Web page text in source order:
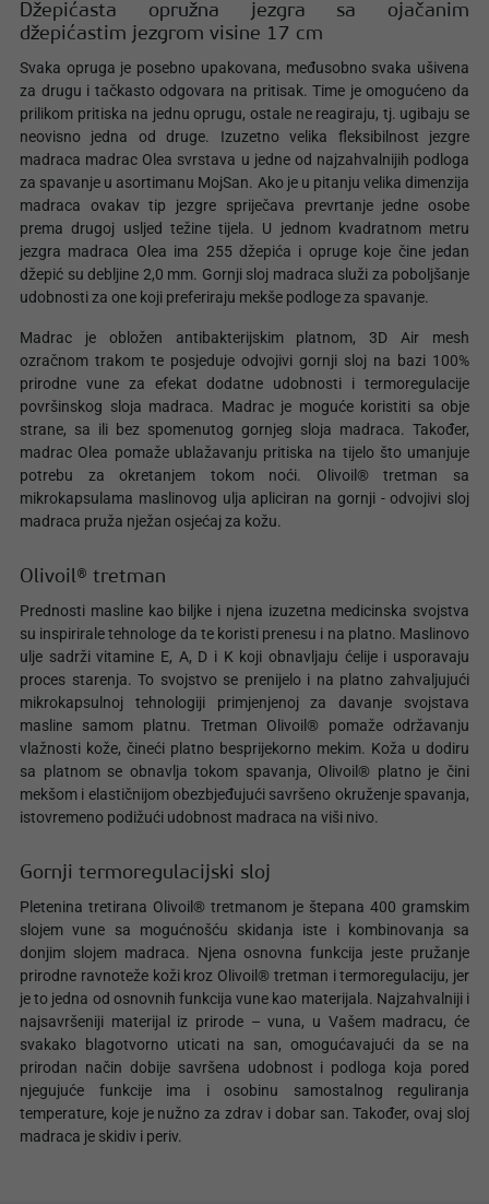
Džepićasta opružna jezgra sa ojačanim
džepićastim jezgrom visine 17 cm
Svaka opruga je posebno upakovana, međusobno svaka ušivena
za drugu i tačkasto odgovara na pritisak. Time je omogućeno da
prilikom pritiska na jednu oprugu, ostale ne reagiraju, tj. ugibaju se
neovisno jedna od druge. Izuzetno velika fleksibilnost jezgre
madraca madrac Olea svrstava u jedne od najzahvalnijih podloga
za spavanje u asortimanu MojSan. Ako je u pitanju velika dimenzija
madraca ovakav tip jezgre spriječava prevrtanje jedne osobe
prema drugoj usljed težine tijela. U jednom kvadratnom metru
jezgra madraca Olea ima 255 džepića i opruge koje čine jedan
džepić su debljine 2,0 mm. Gornji sloj madraca služi za poboljšanje
udobnosti za one koji preferiraju mekše podloge za spavanje.
Madrac je obložen antibakterijskim platnom, 3D Air mesh
ozračnom trakom te posjeduje odvojivi gornji sloj na bazi 100%
prirodne vune za efekat dodatne udobnosti i termoregulacije
površinskog sloja madraca. Madrac je moguće koristiti sa obje
strane, sa ili bez spomenutog gornjeg sloja madraca. Također,
madrac Olea pomaže ublažavanju pritiska na tijelo što umanjuje
potrebu za okretanjem tokom noći. Olivoil® tretman sa
mikrokapsulama maslinovog ulja apliciran na gornji - odvojivi sloj
madraca pruža nježan osjećaj za kožu.
Olivoil® tretman
Prednosti masline kao biljke i njena izuzetna medicinska svojstva
su inspirirale tehnologe da te koristi prenesu i na platno. Maslinovo
ulje sadrži vitamine E, A, D i K koji obnavljaju ćelije i usporavaju
proces starenja. To svojstvo se prenijelo i na platno zahvaljujući
mikrokapsulnoj tehnologiji primjenjenoj za davanje svojstava
masline samom platnu. Tretman Olivoil® pomaže održavanju
vlažnosti kože, čineći platno besprijekorno mekim. Koža u dodiru
sa platnom se obnavlja tokom spavanja, Olivoil® platno je čini
mekšom i elastičnijom obezbjeđujući savršeno okruženje spavanja,
istovremeno podižući udobnost madraca na viši nivo.
Gornji termoregulacijski sloj
Pletenina tretirana Olivoil® tretmanom je štepana 400 gramskim
slojem vune sa mogućnošću skidanja iste i kombinovanja sa
donjim slojem madraca. Njena osnovna funkcija jeste pružanje
prirodne ravnoteže koži kroz Olivoil® tretman i termoregulaciju, jer
je to jedna od osnovnih funkcija vune kao materijala. Najzahvalniji i
najsavršeniji materijal iz prirode – vuna, u Vašem madracu, će
svakako blagotvorno uticati na san, omogućavajući da se na
prirodan način dobije savršena udobnost i podloga koja pored
njegujuće funkcije ima i osobinu samostalnog reguliranja
temperature, koje je nužno za zdrav i dobar san. Također, ovaj sloj
madraca je skidiv i periv.